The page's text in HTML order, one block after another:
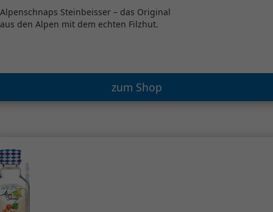
Alpenschnaps Steinbeisser – das Original
aus den Alpen mit dem echten Filzhut.
zum Shop